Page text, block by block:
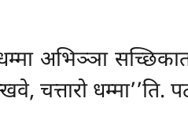
अभिञ्ञा
चत्तारो धम्मा’’ति.